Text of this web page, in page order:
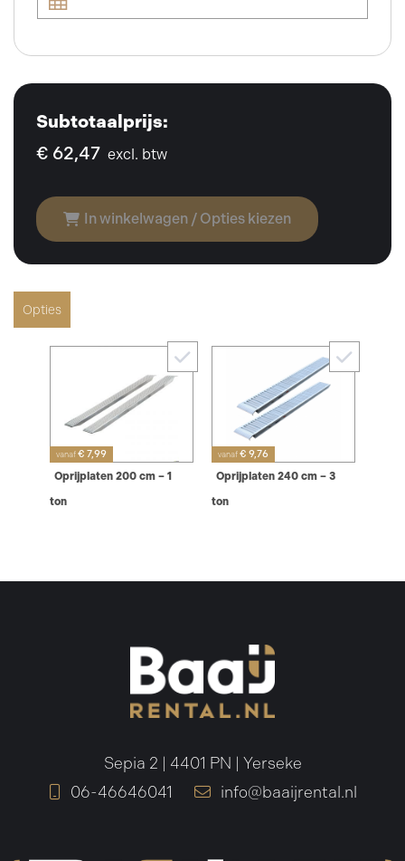
Subtotaalprijs:
€ 62,47 excl. btw
In winkelwagen / Opties kiezen
Opties
vanaf € 7,99
Oprijplaten 200 cm – 1
ton
vanaf € 9,76
Oprijplaten 240 cm – 3
ton
Sepia 2 | 4401 PN | Yerseke
06-46646041
info@baaijrental.nl